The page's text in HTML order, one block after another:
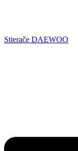
Stierače DAEWOO